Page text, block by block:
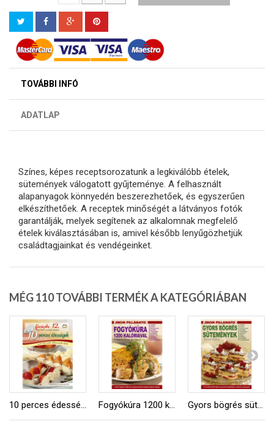
TOVÁBBI INFÓ
ADATLAP
Színes, képes receptsorozatunk a legkiválóbb ételek,
sütemények válogatott gyűjteménye. A felhasznált
alapanyagok könnyedén beszerezhetőek, és egyszerűen
elkészíthetőek. A receptek minőségét a látványos fotók
garantálják, melyek segítenek az alkalomnak megfelelő
ételek kiválasztásában is, amivel később lenyűgözhetjük
családtagjainkat és vendégeinket.
MÉG 110 TOVÁBBI TERMÉK A KATEGÓRIÁBAN
10 perces édességek Fogyókúra 1200 kalóriával Gyors bögrés sütemények